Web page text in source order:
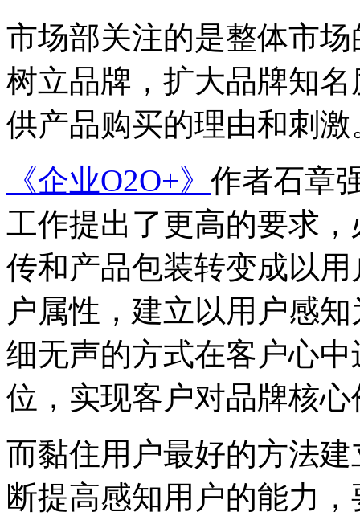
市场部关注的是整体市
树立品牌，扩大品牌知
供产品购买的理由和刺激
《企业O2O+》 作者石章
工作提出了更高的要求
传和产品包装转变成以
户属性，建立以用户感
细无声的方式在客户心
位，实现客户对品牌核
而黏住用户最好的方法
断提高感知用户的能力